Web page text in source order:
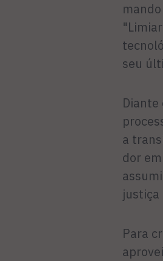
seu
Diante
a
dor
justiça
Para